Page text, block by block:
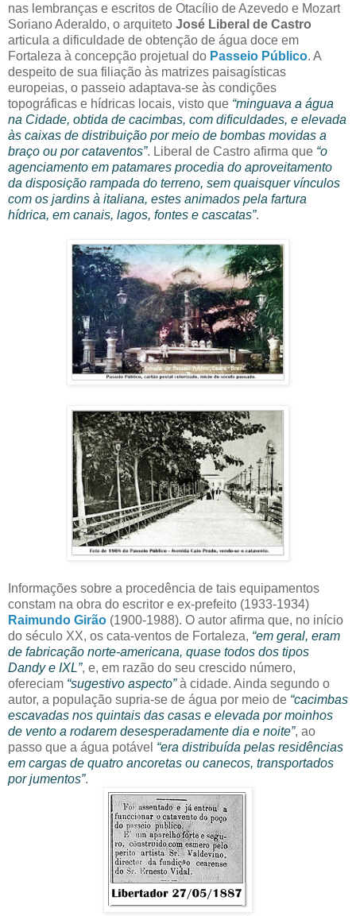
nas lembranças e escritos de Otacílio de Azevedo e Mozart
Soriano Aderaldo, o arquiteto José Liberal de Castro
articula a dificuldade de obtenção de água doce em
Fortaleza à concepção projetual do Passeio Público. A
despeito de sua filiação às matrizes paisagísticas
europeias, o passeio adaptava-se às condições
topográficas e hídricas locais, visto que “minguava a água
na Cidade, obtida de cacimbas, com dificuldades, e elevada
às caixas de distribuição por meio de bombas movidas a
braço ou por cataventos”. Liberal de Castro afirma que “o
agenciamento em patamares procedia do aproveitamento
da disposição rampada do terreno, sem quaisquer vínculos
com os jardins à italiana, estes animados pela fartura
hídrica, em canais, lagos, fontes e cascatas”.
Informações sobre a procedência de tais equipamentos
constam na obra do escritor e ex-prefeito (1933-1934)
Raimundo Girão (1900-1988). O autor afirma que, no início
do século XX, os cata-ventos de Fortaleza, “em geral, eram
de fabricação norte-americana, quase todos dos tipos
Dandy e IXL”, e, em razão do seu crescido número,
ofereciam “sugestivo aspecto”à cidade. Ainda segundo o
autor, a população supria-se de água por meio de “cacimbas
escavadas nos quintais das casas e elevada por moinhos
de vento a rodarem desesperadamente dia e noite”, ao
passo que a água potável “era distribuída pelas residências
em cargas de quatro ancoretas ou canecos, transportados
por jumentos”.